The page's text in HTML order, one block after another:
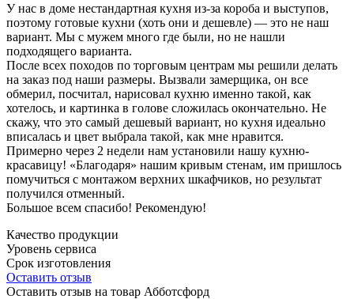
У нас в доме нестандартная кухня из-за короба и выступов,
поэтому готовые кухни (хоть они и дешевле) — это не наш
вариант. Мы с мужем много где были, но не нашли
подходящего варианта.
После всех походов по торговым центрам мы решили делать
на заказ под наши размеры. Вызвали замерщика, он все
обмерил, посчитал, нарисовал кухню именно такой, как
хотелось, и картинка в голове сложилась окончательно. Не
скажу, что это самый дешевый вариант, но кухня идеально
вписалась и цвет выбрала такой, как мне нравится.
Примерно через 2 недели нам установили нашу кухню-
красавицу! «Благодаря» нашим кривым стенам, им пришлось
помучиться с монтажом верхних шкафчиков, но результат
получился отменный.
Большое всем спасибо! Рекомендую!
Качество продукции
Уровень сервиса
Срок изготовления
Оставить отзыв
Оставить отзыв на товар Абботсфорд